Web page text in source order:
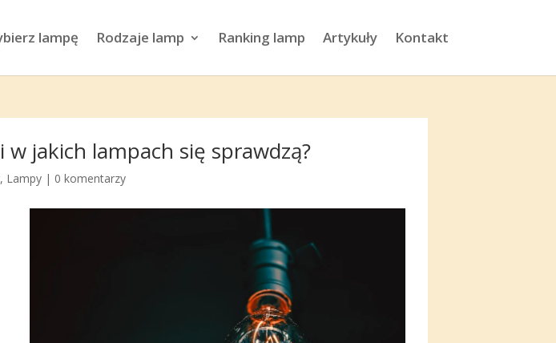
lampę Rodzaje lamp Ranking lamp Artykuły Kontakt
jakich lampach się sprawdzą?
, Lampy | 0 komentarzy